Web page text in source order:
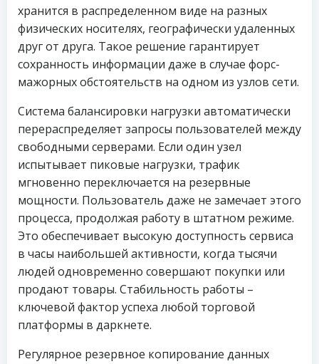
хранится в распределенном виде на разных
физических носителях, географически удаленных
друг от друга. Такое решение гарантирует
сохранность информации даже в случае форс-
мажорных обстоятельств на одном из узлов сети.
Система балансировки нагрузки автоматически
перераспределяет запросы пользователей между
свободными серверами. Если один узел
испытывает пиковые нагрузки, трафик
мгновенно переключается на резервные
мощности. Пользователь даже не замечает этого
процесса, продолжая работу в штатном режиме.
Это обеспечивает высокую доступность сервиса
в часы наибольшей активности, когда тысячи
людей одновременно совершают покупки или
продают товары. Стабильность работы –
ключевой фактор успеха любой торговой
платформы в даркнете.
Регулярное резервное копирование данных